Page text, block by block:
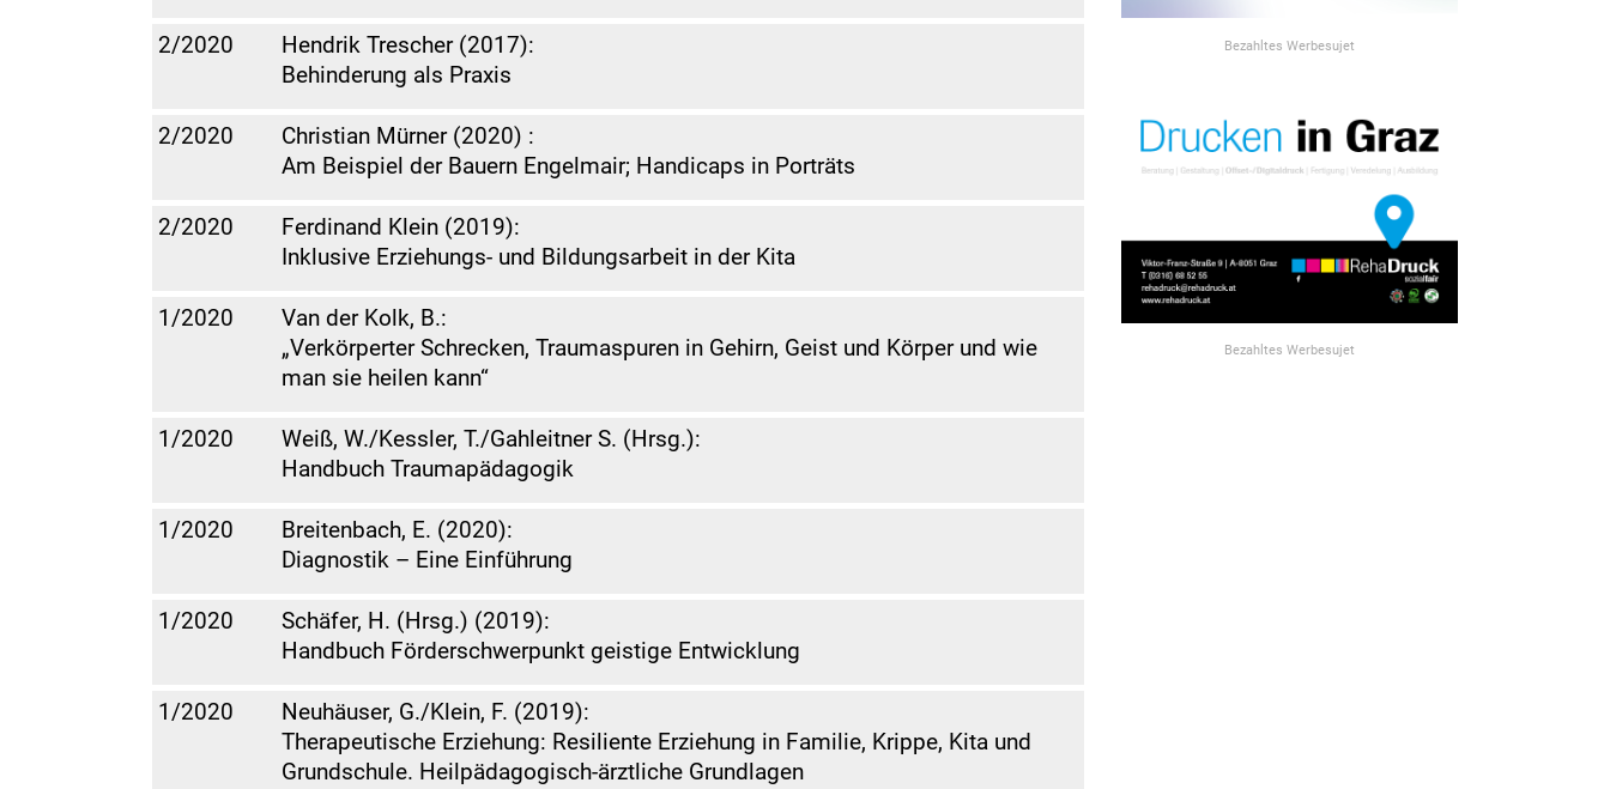
2/2020
Hendrik Trescher (2017):
Behinderung als Praxis
2/2020
Christian Mürner (2020) :
Am Beispiel der Bauern Engelmair; Handicaps in Porträts
2/2020
Ferdinand Klein (2019):
Inklusive Erziehungs- und Bildungsarbeit in der Kita
1/2020
Van der Kolk, B.:
„Verkörperter Schrecken, Traumaspuren in Gehirn, Geist und Körper und wie
man sie heilen kann“
1/2020
Weiß, W./Kessler, T./Gahleitner S. (Hrsg.):
Handbuch Traumapädagogik
1/2020
Breitenbach, E. (2020):
Diagnostik – Eine Einführung
1/2020
Schäfer, H. (Hrsg.) (2019):
Handbuch Förderschwerpunkt geistige Entwicklung
1/2020
Neuhäuser, G./Klein, F. (2019):
Therapeutische Erziehung: Resiliente Erziehung in Familie, Krippe, Kita und
Grundschule. Heilpädagogisch-ärztliche Grundlagen
Bezahltes Werbesujet
Bezahltes Werbesujet